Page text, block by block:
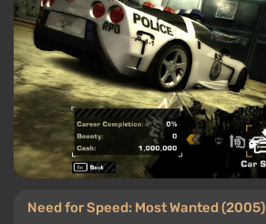
Need for Speed: Most Wanted (2005)